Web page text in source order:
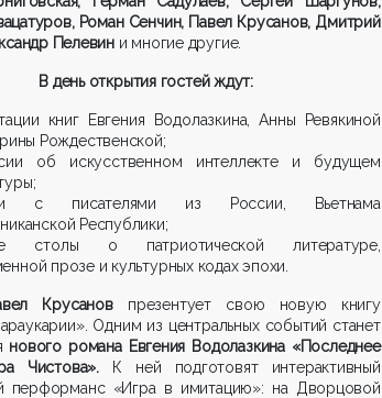
Роман Сенчин, Павел Крусанов, Дмитрий
Пелевин и многие другие.
В день открытия гостей ждут:
книг Евгения Водолазкина, Анны Ревякиной
Рождественской;
об искусственном интеллекте и будущем
с писателями из России, Вьетнама
Республики;
столы о патриотической литературе,
прозе и культурных кодах эпохи.
Крусановпрезентует свою новую книгу
Одним из центральных событий станет
нового романа Евгения Водолазкина «Последнее
Чистова».К ней подготовят интерактивный
перформанс «Игра в имитацию»: на Дворцовой